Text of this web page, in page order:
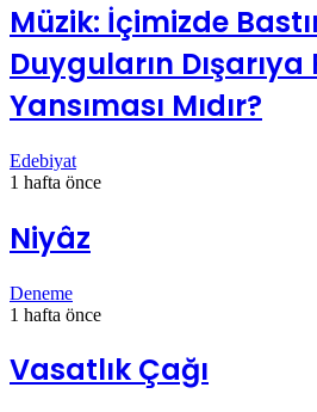
Müzik: İçimizde
Duyguların Dışarıya
Yansıması Mıdır?
Edebiyat
1 hafta önce
Niyâz
Deneme
1 hafta önce
Vasatlık Çağı